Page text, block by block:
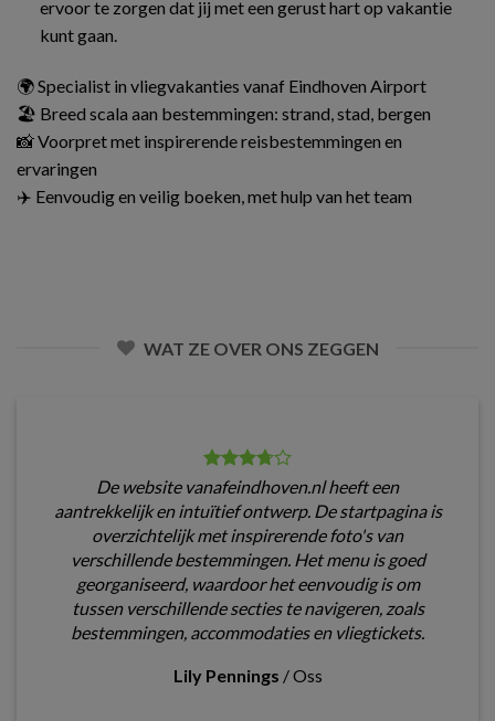
ervoor te zorgen dat jij met een gerust hart op vakantie
kunt gaan.
🌍 Specialist in vliegvakanties vanaf Eindhoven Airport
🏖️ Breed scala aan bestemmingen: strand, stad, bergen
📸 Voorpret met inspirerende reisbestemmingen en
ervaringen
✈️ Eenvoudig en veilig boeken, met hulp van het team
WAT ZE OVER ONS ZEGGEN
De website vanafeindhoven.nl heeft een
aantrekkelijk en intuïtief ontwerp. De startpagina is
overzichtelijk met inspirerende foto's van
verschillende bestemmingen. Het menu is goed
georganiseerd, waardoor het eenvoudig is om
tussen verschillende secties te navigeren, zoals
bestemmingen, accommodaties en vliegtickets.
Lily Pennings /Oss